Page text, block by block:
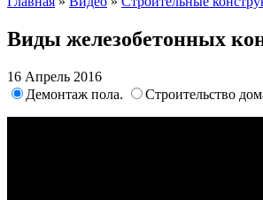
Виды железобетонных
16 Апрель 2016
Демонтаж пола.
Строительство